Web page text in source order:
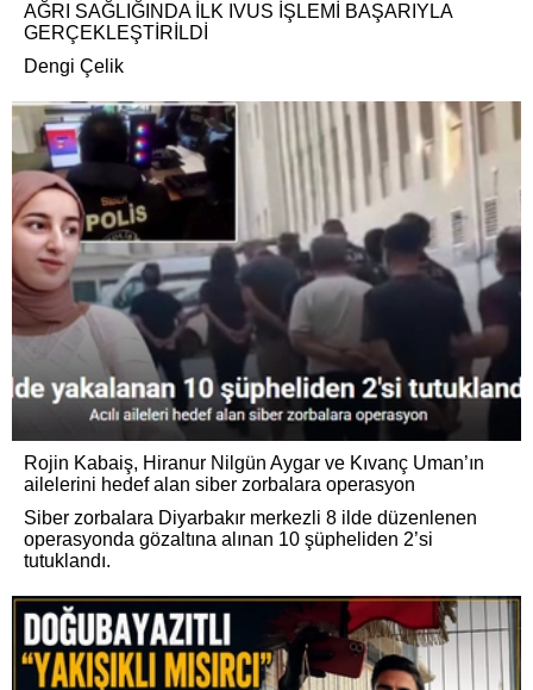
AĞRI SAĞLIĞINDA İLK IVUS İŞLEMİ BAŞARIYLA
GERÇEKLEŞTİRİLDİ
Dengi Çelik
Rojin Kabaiş, Hiranur Nilgün Aygar ve Kıvanç Uman’ın
ailelerini hedef alan siber zorbalara operasyon
Siber zorbalara Diyarbakır merkezli 8 ilde düzenlenen
operasyonda gözaltına alınan 10 şüpheliden 2’si
tutuklandı.